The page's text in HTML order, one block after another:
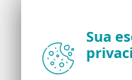
Notícias, opiniões e
segurança da ESET
Sua